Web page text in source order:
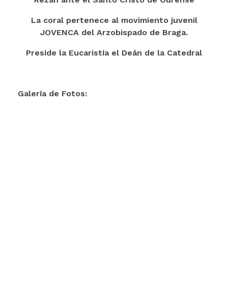
La coral pertenece al movimiento juvenil
JOVENCA del Arzobispado de Braga.
Preside la Eucaristía el Deán de la Catedral
Galería de Fotos: